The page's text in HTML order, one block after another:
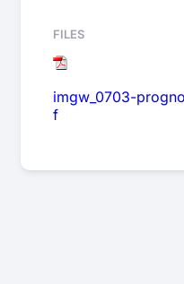
FILES
imgw_0703-
f